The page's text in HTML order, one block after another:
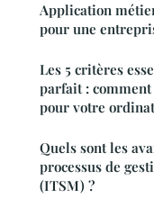
Application
pour une
Les 5 critères
parfait :
pour votre
Quels sont les
processus de
(ITSM) ?